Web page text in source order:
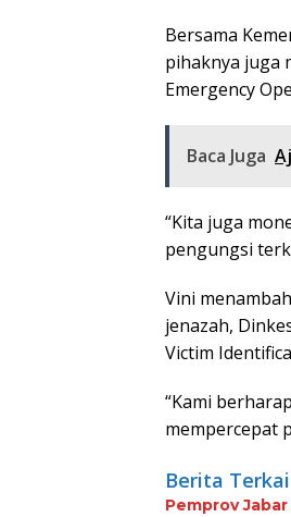
Bersama
pihaknya juga
Emergency
Baca Juga
“Kita juga
pengungsi
Vini
jenazah,
Victim
“Kami
mempercepat
Berita
Pemprov